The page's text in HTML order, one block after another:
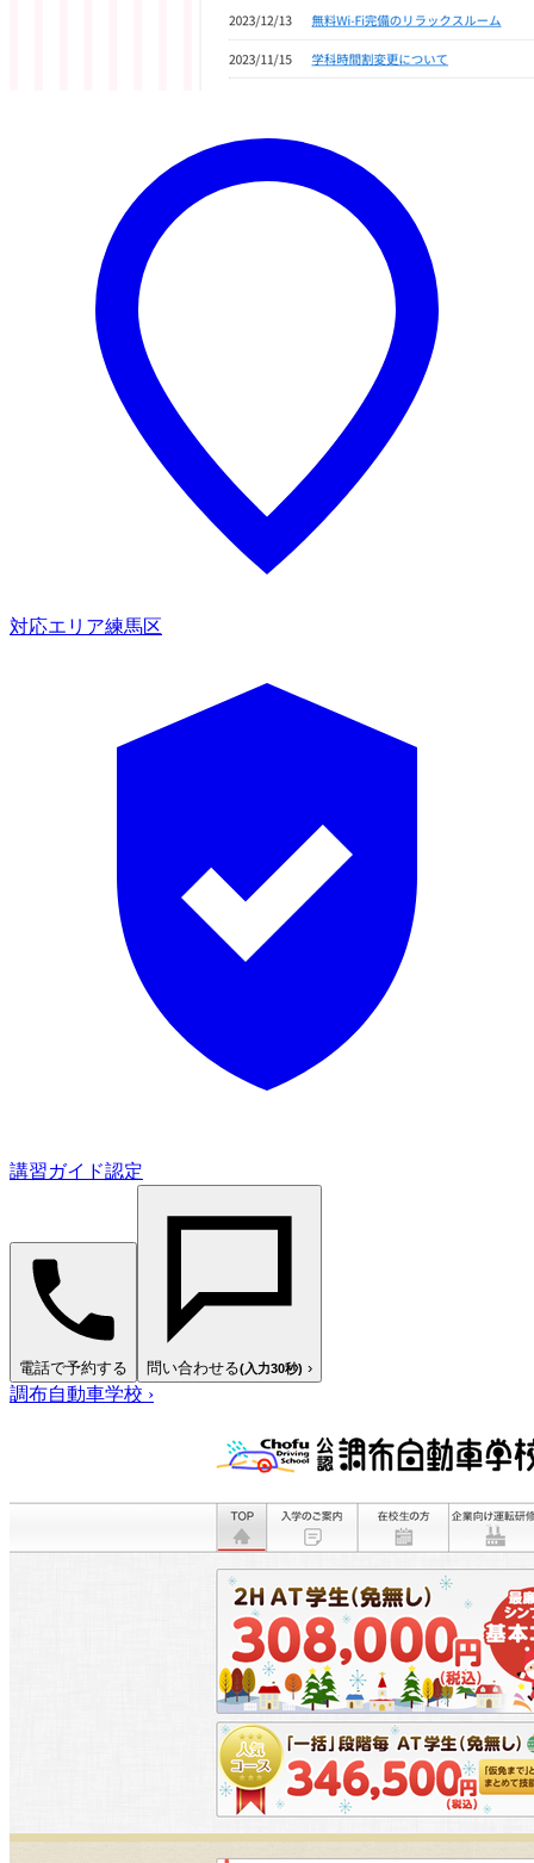
対応エリア練馬区
講習ガイド認定
電話で予約する 問い合わせる(入力30秒) ›
調布自動車学校 ›